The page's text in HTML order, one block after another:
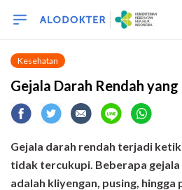
Kesehatan
Gejala Darah Rendah
Gejala darah rendah terjadi
tidak tercukupi. Beberapa gejala
adalah kliyengan, pusing, hingga